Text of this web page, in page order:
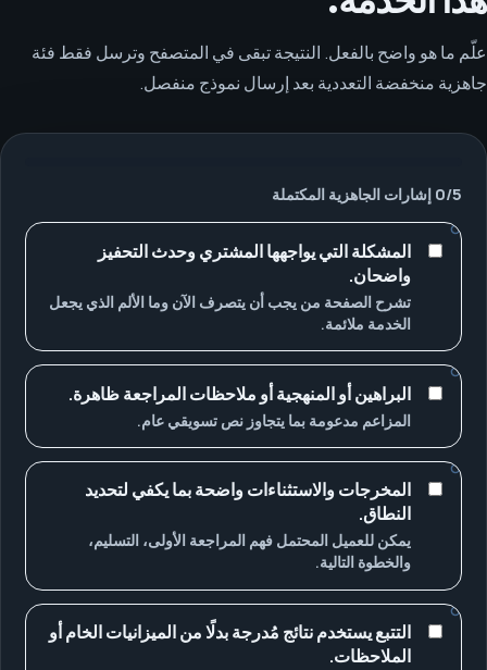
علّم ما هو واضح بالفعل. النتيجة تبقى في المتصفح وترسل فقط فئة
جاهزية منخفضة التعددية بعد إرسال نموذج منفصل.
0/5 إشارات الجاهزية المكتملة
المشكلة التي يواجهها المشتري وحدث التحفيز
واضحان.
تشرح الصفحة من يجب أن يتصرف الآن وما الألم الذي يجعل
الخدمة ملائمة.
البراهين أو المنهجية أو ملاحظات المراجعة ظاهرة.
المزاعم مدعومة بما يتجاوز نص تسويقي عام.
المخرجات والاستثناءات واضحة بما يكفي لتحديد
النطاق.
يمكن للعميل المحتمل فهم المراجعة الأولى، التسليم،
والخطوة التالية.
التتبع يستخدم نتائج مُدرجة بدلًا من الميزانيات الخام أو
الملاحظات.